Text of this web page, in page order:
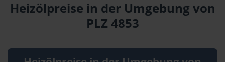
Heizölpreise in der Umgebung von
PLZ 4853